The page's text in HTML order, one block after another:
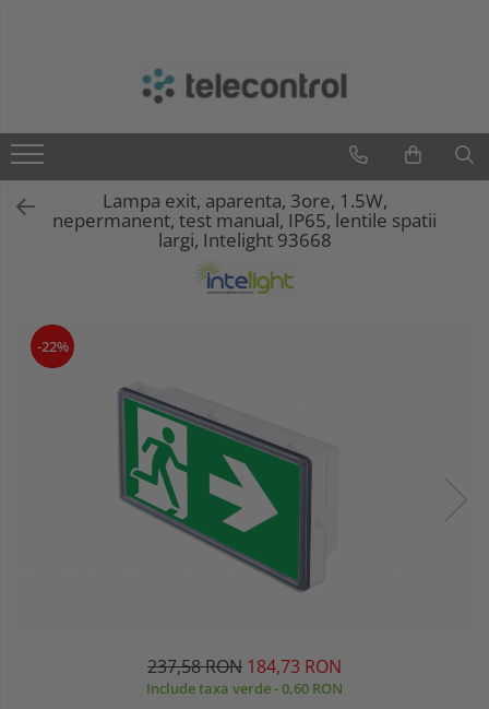
Teletask
Artsound
Intelight
Hikvision
Lampa exit, aparenta, 3ore, 1.5W,
nepermanent, test manual, IP65, lentile spatii
largi, Intelight 93668
-22%
237,58 RON 184,73 RON
Include taxa verde - 0,60 RON